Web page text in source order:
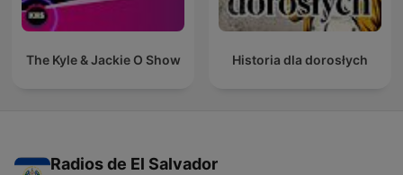
The Kyle & Jackie O Show Historia dla dorosłych
Radios de El Salvador